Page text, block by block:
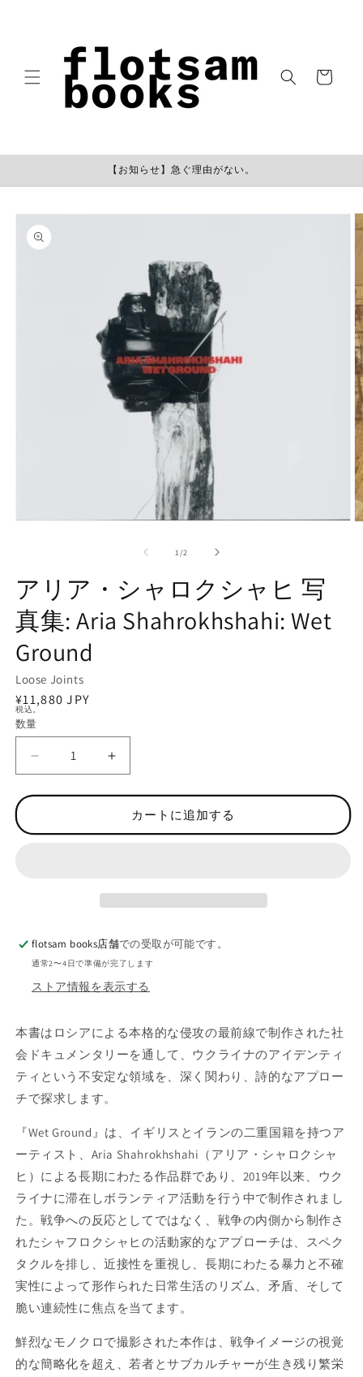
ー
【お知らせ】急ぐ理由がない。
商品情報
にスキッ
プ
で
メ
デ
ィ
ア
(1)
開
く
1 /の2
アリア・シャロクシャヒ 写
真集: Aria Shahrokhshahi: Wet
Ground
Loose Joints
通
常
価
¥11,880 JPY
税込。
数
数量
ャ
ヒ
:
A
r
i
a
h
a
o
h
s
h
a
h
:
W
ア
ャ
ヒ
写
:
A
r
i
h
a
h
r
o
k
h
s
h
a
h
:
W
カートに追加する
flotsam books店舗での受取が可能です。
通常2〜4日で準備が完了します
ストア情報を表示する
本書はロシアによる本格的な侵攻の最前線で制作された社
会ドキュメンタリーを通して、ウクライナのアイデンティ
ティという不安定な領域を、深く関わり、詩的なアプロー
チで探求します。
『Wet Ground』は、イギリスとイランの二重国籍を持つア
ーティスト、 Aria Shahrokhshahi （アリア・シャロクシャ
ヒ）による長期にわたる作品群であり、2019年以来、ウク
ライナに滞在しボランティア活動を行う中で制作されまし
た。戦争への反応としてではなく、戦争の内側から制作さ
れたシャフロクシャヒの活動家的なアプローチは、スペク
タクルを排し、近接性を重視し、長期にわたる暴力と不確
実性によって形作られた日常生活のリズム、矛盾、そして
脆い連続性に焦点を当てます。
鮮烈なモノクロで撮影された本作は、戦争イメージの視覚
的な簡略化を超え、若者とサブカルチャーが生き残り繁栄